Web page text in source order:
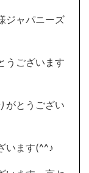
ジャパニーズ
うございます
がとうござい
います(^^♪